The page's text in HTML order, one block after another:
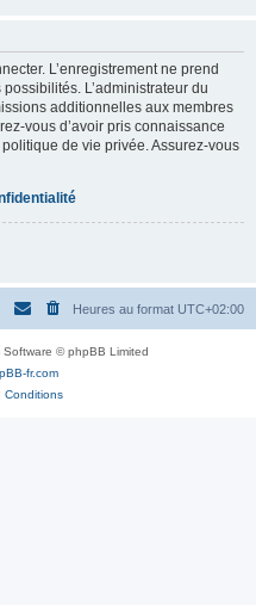
L’enregistrement ne prend
L’administrateur du
additionnelles aux membres
vous d’avoir pris connaissance
de vie privée. Assurez-vous
Heures au format UTC+02:00
Software © phpBB Limited
fr.com
Conditions